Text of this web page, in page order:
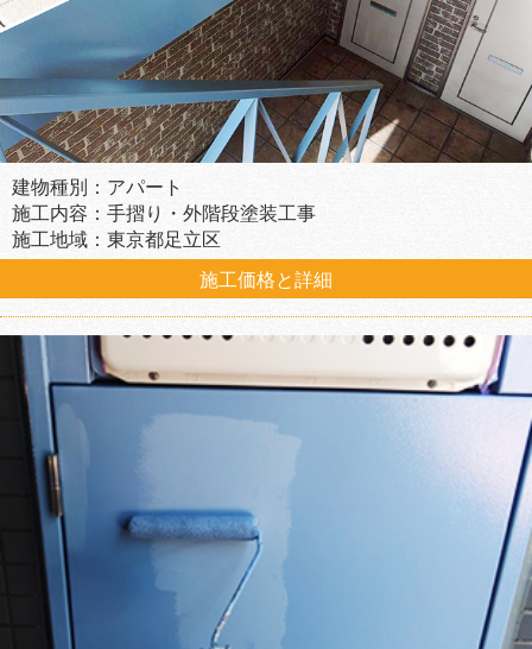
建物種別：アパート
施工内容：手摺り・外階段塗装工事
施工地域：東京都足立区
施工価格と詳細